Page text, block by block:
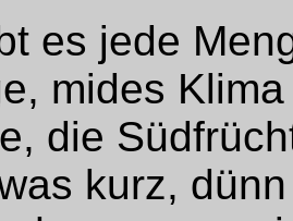
es jede
mides
die
kurz,